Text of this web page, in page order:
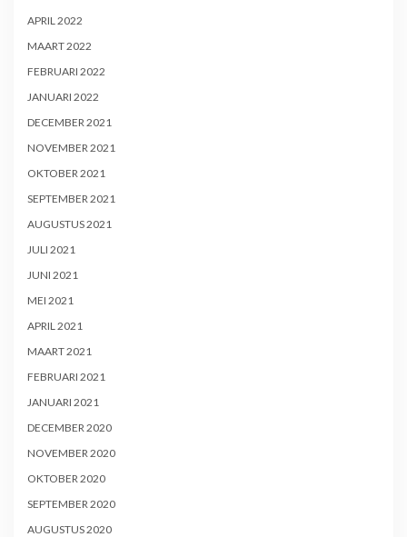
APRIL 2022
MAART 2022
FEBRUARI 2022
JANUARI 2022
DECEMBER 2021
NOVEMBER 2021
OKTOBER 2021
SEPTEMBER 2021
AUGUSTUS 2021
JULI 2021
JUNI 2021
MEI 2021
APRIL 2021
MAART 2021
FEBRUARI 2021
JANUARI 2021
DECEMBER 2020
NOVEMBER 2020
OKTOBER 2020
SEPTEMBER 2020
AUGUSTUS 2020